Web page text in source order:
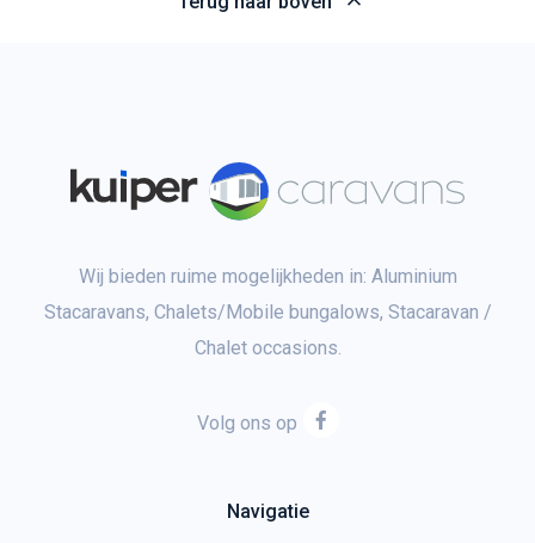
Wij bieden ruime mogelijkheden in: Aluminium
Stacaravans, Chalets/Mobile bungalows, Stacaravan /
Chalet occasions.
Volg ons op
Navigatie